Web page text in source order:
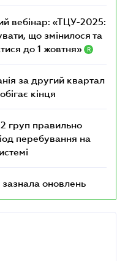
вебінар: «ТЦУ-2025:
що змінилося та
до 1 жовтня»
R
за другий квартал
кінця
груп правильно
перебування на
зазнала оновлень